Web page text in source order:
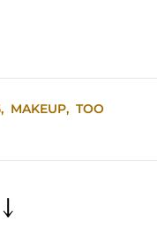
, MAKEUP, TOO